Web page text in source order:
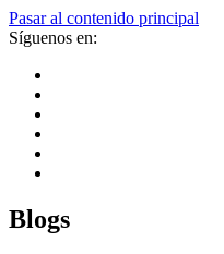
Pasar al contenido principal
Síguenos en:
Blogs